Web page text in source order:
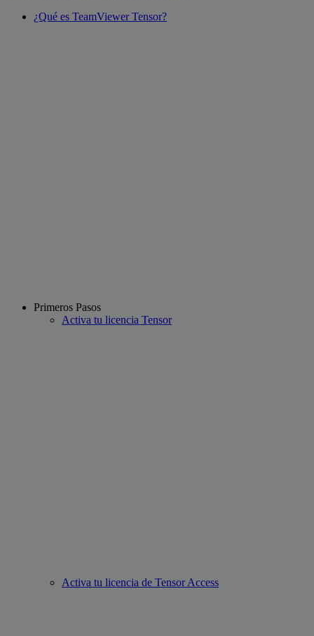
¿Qué es TeamViewer Tensor?
Primeros Pasos
Activa tu licencia Tensor
Activa tu licencia de Tensor Access